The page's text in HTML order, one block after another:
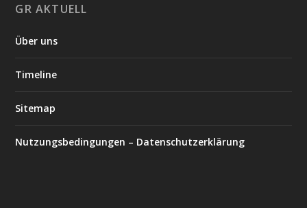
GR AKTUELL
Über uns
Timeline
Sitemap
Nutzungsbedingungen – Datenschutzerklärung